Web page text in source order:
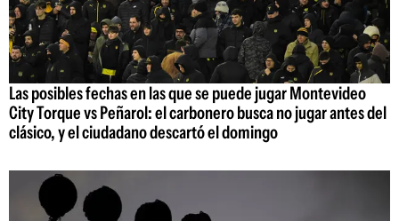
Las posibles fechas en las que se puede jugar Montevideo
City Torque vs Peñarol: el carbonero busca no jugar antes del
clásico, y el ciudadano descartó el domingo